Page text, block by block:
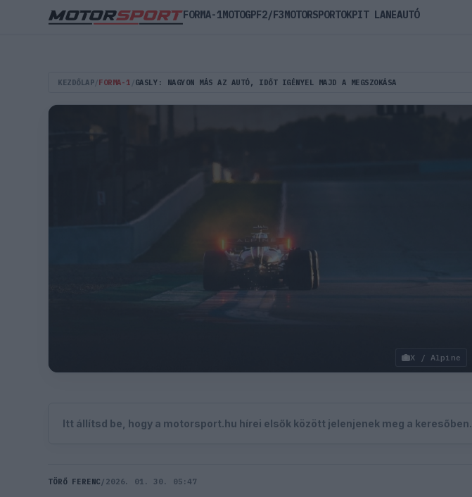
KEZDŐLAP FORMA-1 GASLY: NAGYON MÁS AZ AUTÓ, IDŐT IGÉNYEL MAJD A MEGSZOKÁSA
X / Alpine
Itt állítsd be, hogy a motorsport.hu hírei elsők között jelenjenek meg a keresőben.
TÖRŐ FERENC / 2026. 01. 30. 05:47
FORMA-1MOTOGPF2/F3MOTORSPORTOKPIT LANEAUTÓ